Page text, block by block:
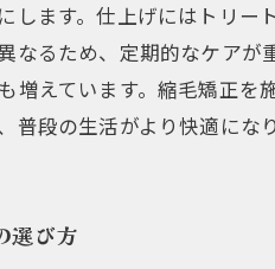
します。仕上げにはトリ
なるため、定期的なケア
増えています。縮毛矯正
普段の生活がより快適にな
選び方